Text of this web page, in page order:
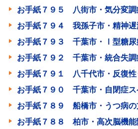
お手紙７９５ 八街市・気分変調
お手紙７９４ 我孫子市・精神遅
お手紙７９３ 千葉市・Ⅰ型糖尿
お手紙７９２ 千葉市・統合失調
お手紙７９１ 八千代市・反復性
お手紙７９０ 千葉市・自閉症ス
お手紙７８９ 船橋市・うつ病の
お手紙７８８ 柏市・高次脳機能